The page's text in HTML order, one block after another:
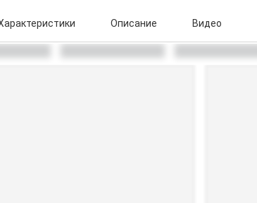
Описание Видео